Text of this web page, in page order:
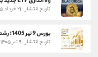
تاریخ انتشار : ۲۱ خرداد ۱۴۰۵
تاریخ انتشار : ۹ تیر ۱۴۰۵